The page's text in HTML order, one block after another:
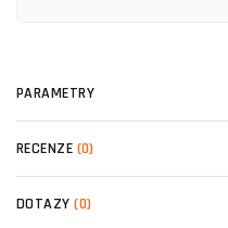
PARAMETRY
RECENZE (0)
DOTAZY(0)